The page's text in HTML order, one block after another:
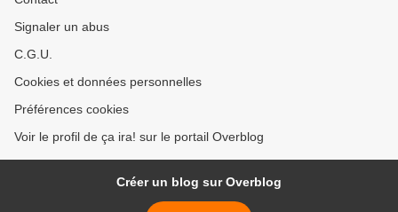
Signaler un abus
C.G.U.
Cookies et données personnelles
Préférences cookies
Voir le profil de ça ira! sur le portail Overblog
Créer un blog sur Overblog